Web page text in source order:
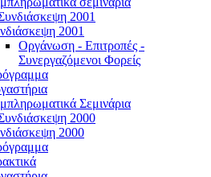
2001
2001
Οργάνωση - Επιτροπές -
Συνεργαζόμενοι Φορείς
Σεμινάρια
2000
2000